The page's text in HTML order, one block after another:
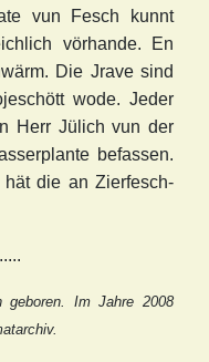
vun Fesch kunnt
vörhande. En
Die Jrave sind
wode. Jeder
Herr Jülich vun der
befassen.
die an Zierfesch-
geboren. Im Jahre 2008